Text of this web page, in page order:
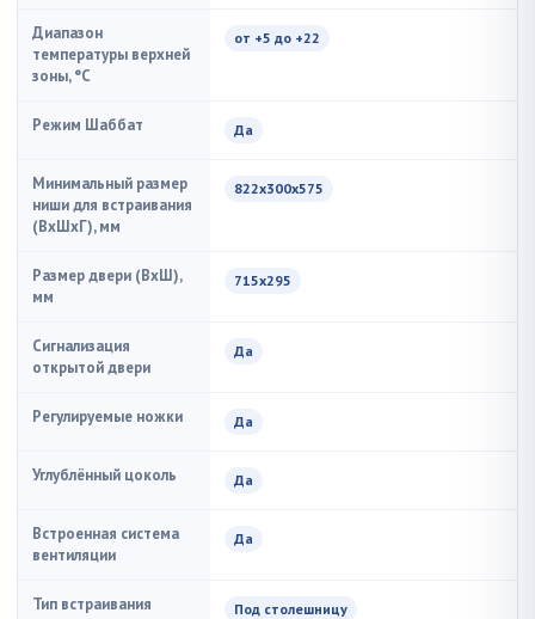
Диапазон
температуры верхней
зоны, °C
от +5 до +22
Режим Шаббат Да
Минимальный размер
ниши для встраивания
(ВxШxГ), мм
822х300х575
Размер двери (ВхШ),
мм
715х295
Сигнализация
открытой двери
Да
Регулируемые ножки Да
Углублённый цоколь Да
Встроенная система
вентиляции
Да
Тип встраивания Под столешницу